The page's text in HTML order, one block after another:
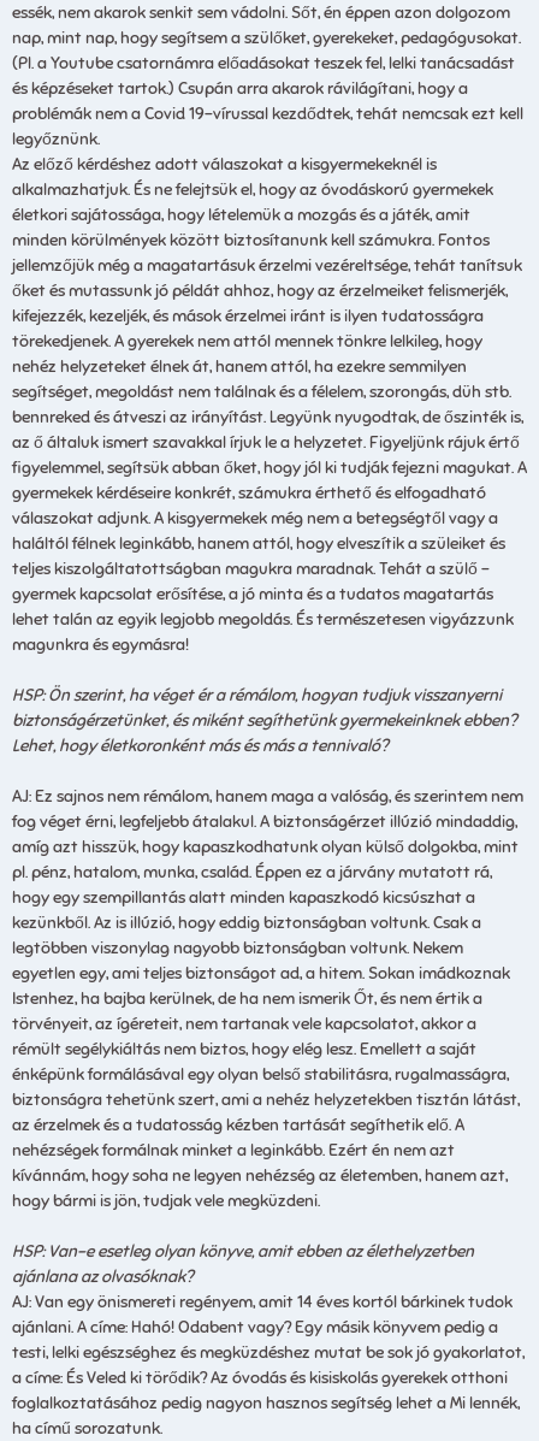
essék, nem akarok senkit sem vádolni. Sőt, én éppen azon dolgozom
nap, mint nap, hogy segítsem a szülőket, gyerekeket, pedagógusokat.
(Pl. a Youtube csatornámra előadásokat teszek fel, lelki tanácsadást
és képzéseket tartok.) Csupán arra akarok rávilágítani, hogy a
problémák nem a Covid 19-vírussal kezdődtek, tehát nemcsak ezt kell
legyőznünk.
Az előző kérdéshez adott válaszokat a kisgyermekeknél is
alkalmazhatjuk. És ne felejtsük el, hogy az óvodáskorú gyermekek
életkori sajátossága, hogy lételemük a mozgás és a játék, amit
minden körülmények között biztosítanunk kell számukra. Fontos
jellemzőjük még a magatartásuk érzelmi vezéreltsége, tehát tanítsuk
őket és mutassunk jó példát ahhoz, hogy az érzelmeiket felismerjék,
kifejezzék, kezeljék, és mások érzelmei iránt is ilyen tudatosságra
törekedjenek. A gyerekek nem attól mennek tönkre lelkileg, hogy
nehéz helyzeteket élnek át, hanem attól, ha ezekre semmilyen
segítséget, megoldást nem találnak és a félelem, szorongás, düh stb.
bennreked és átveszi az irányítást. Legyünk nyugodtak, de őszinték is,
az ő általuk ismert szavakkal írjuk le a helyzetet. Figyeljünk rájuk értő
figyelemmel, segítsük abban őket, hogy jól ki tudják fejezni magukat. A
gyermekek kérdéseire konkrét, számukra érthető és elfogadható
válaszokat adjunk. A kisgyermekek még nem a betegségtől vagy a
haláltól félnek leginkább, hanem attól, hogy elveszítik a szüleiket és
teljes kiszolgáltatottságban magukra maradnak. Tehát a szülő –
gyermek kapcsolat erősítése, a jó minta és a tudatos magatartás
lehet talán az egyik legjobb megoldás. És természetesen vigyázzunk
magunkra és egymásra!
HSP: Ön szerint, ha véget ér a rémálom, hogyan tudjuk visszanyerni
biztonságérzetünket, és miként segíthetünk gyermekeinknek ebben?
Lehet, hogy életkoronként más és más a tennivaló?
AJ: Ez sajnos nem rémálom, hanem maga a valóság, és szerintem nem
fog véget érni, legfeljebb átalakul. A biztonságérzet illúzió mindaddig,
amíg azt hisszük, hogy kapaszkodhatunk olyan külső dolgokba, mint
pl. pénz, hatalom, munka, család. Éppen ez a járvány mutatott rá,
hogy egy szempillantás alatt minden kapaszkodó kicsúszhat a
kezünkből. Az is illúzió, hogy eddig biztonságban voltunk. Csak a
legtöbben viszonylag nagyobb biztonságban voltunk. Nekem
egyetlen egy, ami teljes biztonságot ad, a hitem. Sokan imádkoznak
Istenhez, ha bajba kerülnek, de ha nem ismerik Őt, és nem értik a
törvényeit, az ígéreteit, nem tartanak vele kapcsolatot, akkor a
rémült segélykiáltás nem biztos, hogy elég lesz. Emellett a saját
énképünk formálásával egy olyan belső stabilitásra, rugalmasságra,
biztonságra tehetünk szert, ami a nehéz helyzetekben tisztán látást,
az érzelmek és a tudatosság kézben tartását segíthetik elő. A
nehézségek formálnak minket a leginkább. Ezért én nem azt
kívánnám, hogy soha ne legyen nehézség az életemben, hanem azt,
hogy bármi is jön, tudjak vele megküzdeni.
HSP: Van-e esetleg olyan könyve, amit ebben az élethelyzetben
ajánlana az olvasóknak?
AJ: Van egy önismereti regényem, amit 14 éves kortól bárkinek tudok
ajánlani. A címe: Hahó! Odabent vagy? Egy másik könyvem pedig a
testi, lelki egészséghez és megküzdéshez mutat be sok jó gyakorlatot,
a címe: És Veled ki törődik? Az óvodás és kisiskolás gyerekek otthoni
foglalkoztatásához pedig nagyon hasznos segítség lehet a Mi lennék,
ha című sorozatunk.